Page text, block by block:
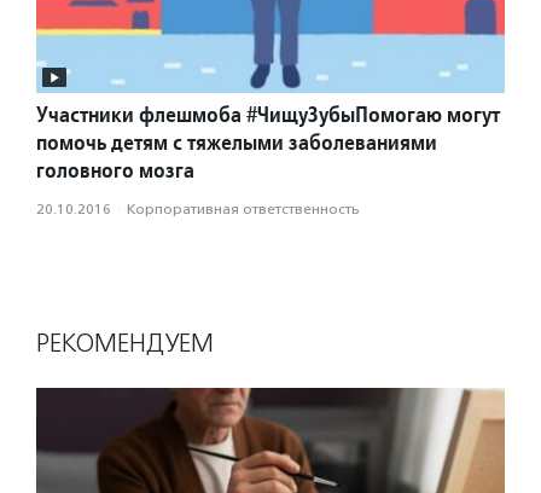
Участники флешмоба #ЧищуЗубыПомогаю могут
помочь детям с тяжелыми заболеваниями
головного мозга
20.10.2016 · Корпоративная ответственность
РЕКОМЕНДУЕМ